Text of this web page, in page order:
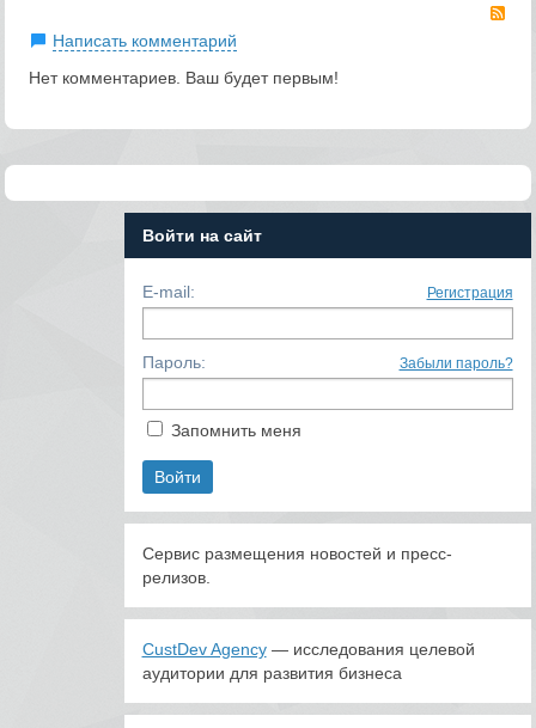
Написать комментарий
Нет комментариев. Ваш будет первым!
Войти на сайт
E-mail: Регистрация
Пароль: Забыли пароль?
Запомнить меня
Сервис размещения новостей и пресс-
релизов.
CustDev Agency— исследования целевой
аудитории для развития бизнеса